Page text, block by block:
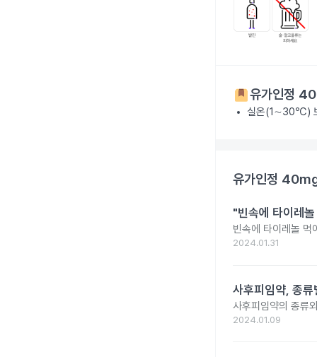
유가인정
실온(1∼30℃)
유가인정
"빈속에 타이레
빈속에 타이레놀 먹
2024.01.31
사후피임약, 종
사후피임약의 종류
2024.01.09